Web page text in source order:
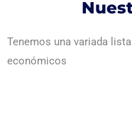
Tenemos una variada
económicos